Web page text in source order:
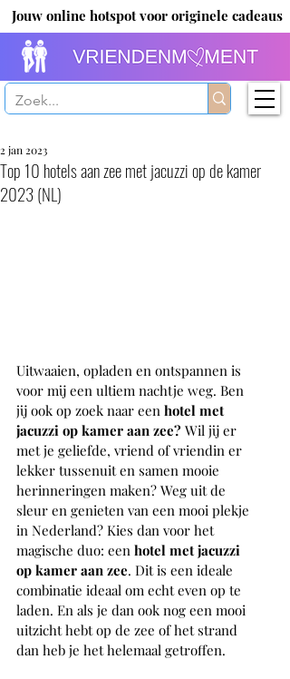
Jouw online hotspot voor originele cadeaus
Top 10 hotels aan zee met jacuzzi op de kamer
2023 (NL)
2 jan 2023
Uitwaaien, opladen en ontspannen is
voor mij een ultiem nachtje weg. Ben
jij ook op zoek naar een hotel met
jacuzzi op kamer aan zee? Wil jij er
met je geliefde, vriend of vriendin er
lekker tussenuit en samen mooie
herinneringen maken? Weg uit de
sleur en genieten van een mooi plekje
in Nederland? Kies dan voor het
magische duo: een hotel met jacuzzi
op kamer aan zee. Dit is een ideale
combinatie ideaal om echt even op te
laden. En als je dan ook nog een mooi
uitzicht hebt op de zee of het strand
dan heb je het helemaal getroffen.